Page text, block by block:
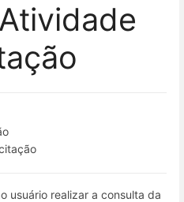
usuário realizar a consulta da